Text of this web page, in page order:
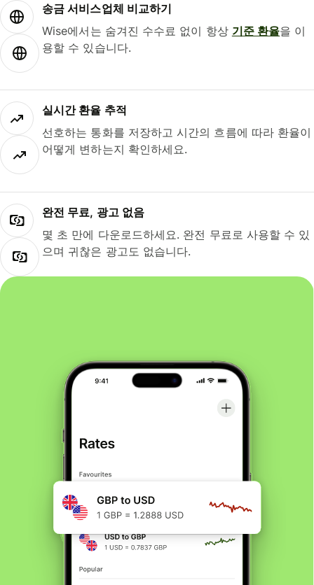
송금 서비스업체 비교하기
Wise에서는 숨겨진 수수료 없이 항상 기준 환율을 이
용할 수 있습니다.
실시간 환율 추적
선호하는 통화를 저장하고 시간의 흐름에 따라 환율이
어떻게 변하는지 확인하세요.
완전 무료, 광고 없음
몇 초 만에 다운로드하세요. 완전 무료로 사용할 수 있
으며 귀찮은 광고도 없습니다.